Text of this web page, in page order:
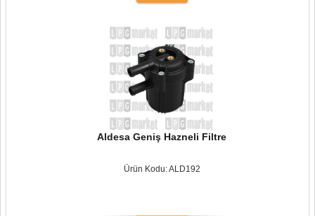
Aldesa Geniş Hazneli Filtre
Ürün Kodu: ALD192